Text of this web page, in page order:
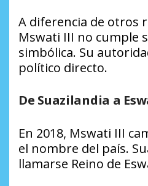
A diferencia de otros
Mswati III no cumple
simbólica. Su
político directo.
De Suazilandia a
En 2018, Mswati III
el nombre del país.
llamarse Reino de